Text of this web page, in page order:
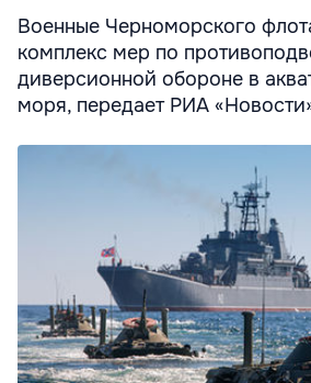
Военные Черноморского
комплекс мер по
диверсионной обороне в
моря, передает РИА